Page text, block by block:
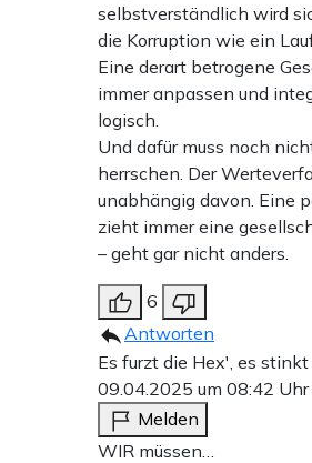
selbstverständlich wird
die Korruption wie ein
Eine derart betrogene
immer anpassen und
logisch.
Und dafür muss noch
herrschen. Der
unabhängig davon. Eine
zieht immer eine
– geht gar nicht anders.
6
Antworten
Es furzt die Hex', es stinkt
09.04.2025 um 08:42 Uhr
Melden
WIR müssen…